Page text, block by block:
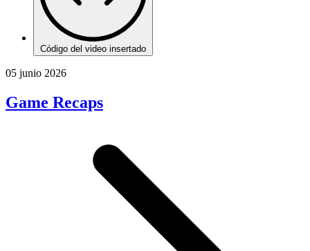
Código del video insertado
05 junio 2026
Game Recaps